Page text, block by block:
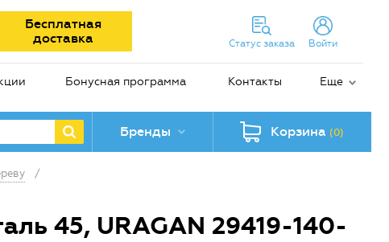
Бесплатная
доставка
Статус заказа Войти
Бонусная программа Контакты Еще
Бренды Корзина (0)
/
45, URAGAN 29419-140-